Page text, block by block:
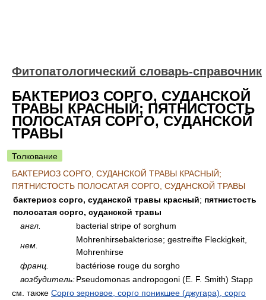
Фитопатологический словарь-справочник
БАКТЕРИОЗ СОРГО, СУДАНСКОЙ
ТРАВЫ КРАСНЫЙ; ПЯТНИСТОСТЬ
ПОЛОСАТАЯ СОРГО, СУДАНСКОЙ
ТРАВЫ
Толкование
БАКТЕРИОЗ СОРГО, СУДАНСКОЙ ТРАВЫ КРАСНЫЙ;
ПЯТНИСТОСТЬ ПОЛОСАТАЯ СОРГО, СУДАНСКОЙ ТРАВЫ
бактериоз сорго, суданской травы красный; пятнистость
полосатая сорго, суданской травы
англ.
bacterial stripe of sorghum
нем.
Mohrenhirsebakteriose; gestreifte Fleckigkeit,
Mohrenhirse
франц.
bactériose rouge du sorgho
возбудитель:Pseudomonas andropogoni (E. F. Smith) Stapp
см. также Сорго зерновое, сорго поникшее (джугара), сорго